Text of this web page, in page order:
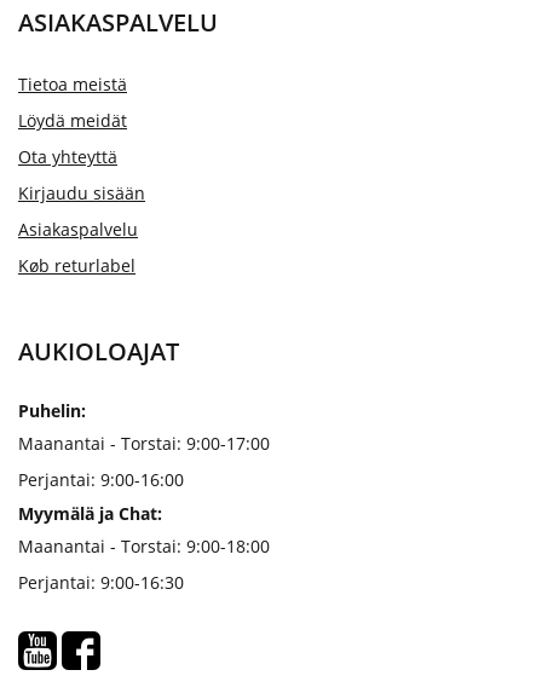
ASIAKASPALVELU
Tietoa meistä
Löydä meidät
Ota yhteyttä
Kirjaudu sisään
Asiakaspalvelu
Køb returlabel
AUKIOLOAJAT
Puhelin:
Maanantai - Torstai: 9:00-17:00
Perjantai: 9:00-16:00
Myymälä ja Chat:
Maanantai - Torstai: 9:00-18:00
Perjantai: 9:00-16:30